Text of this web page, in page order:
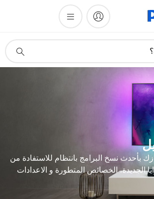
نسخ البرامج بانتظام للاستفادة من
الجديدة، الخصائص المتطورة و الاعدادات